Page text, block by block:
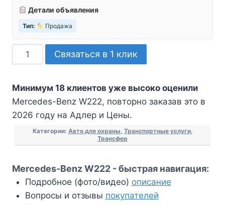
Детали объявления
Тип: Продажа
Количество
товара
Benz
W222
Связаться в 1 клик
Минимум 18 клиентов уже высоко оценили
Mercedes-Benz W222, повторно заказав это в
2026 году на Адлер и Цены.
Категории: Авто для охраны Транспортные услуги,
Трансфер
Mercedes-Benz W222 - быстрая навигация:
Подробное (фото/видео) описание
Вопросы и отзывы покупателей